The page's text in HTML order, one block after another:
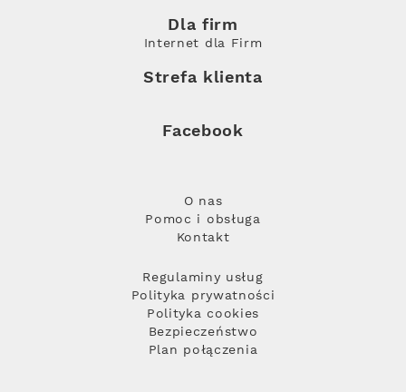
Dla firm
Internet dla Firm
Strefa klienta
Facebook
O nas
Pomoc i obsługa
Kontakt
Regulaminy usług
Polityka prywatności
Polityka cookies
Bezpieczeństwo
Plan połączenia